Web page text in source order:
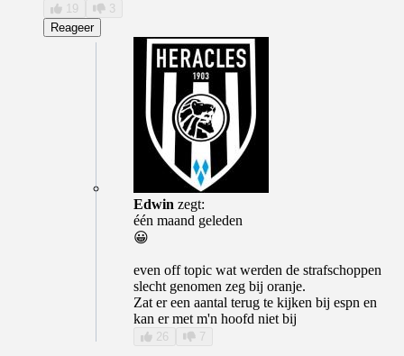
19
3
Reageer
Edwin zegt:
één maand geleden
😀
even off topic wat werden de strafschoppen
slecht genomen zeg bij oranje.
Zat er een aantal terug te kijken bij espn en
kan er met m'n hoofd niet bij
26 7